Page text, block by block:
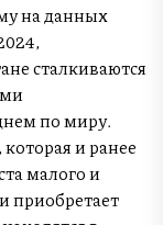
на данных
сталкиваются
по миру.
и ранее
малого и
приобретает